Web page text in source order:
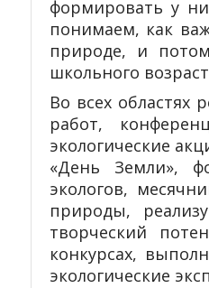
формировать у
понимаем, как
природе, и
школьного
Во всех областях
работ,
экологические
«День Земли»,
экологов,
природы,
творческий
конкурсах,
экологические